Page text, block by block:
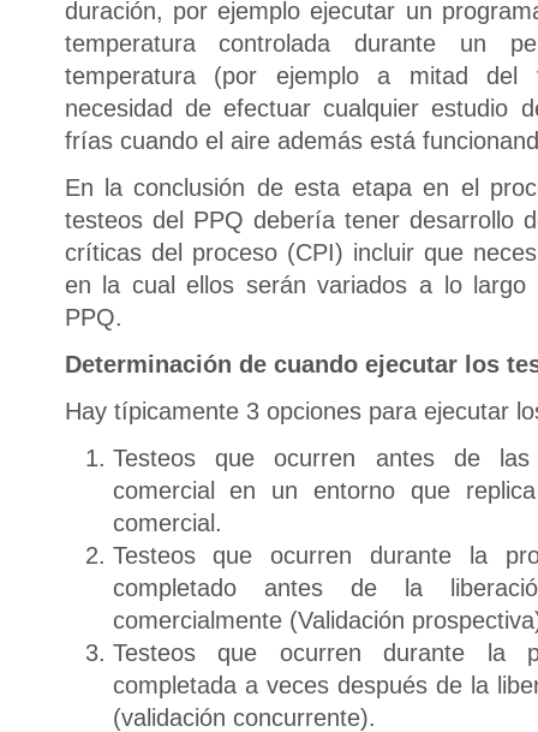
duración, por ejemplo ejecutar un
temperatura controlada durante un
temperatura (por ejemplo a mitad del
necesidad de efectuar cualquier estudio
frías cuando el aire además está
En la conclusión de esta etapa en el
testeos del PPQ debería tener desarrollo
críticas del proceso (CPI) incluir que
en la cual ellos serán variados a lo
PPQ.
Determinación de cuando ejecutar los
Hay típicamente 3 opciones para ejecutar
Testeos que ocurren antes de las
comercial en un entorno que
comercial.
Testeos que ocurren durante la
completado antes de la
comercialmente (Validación
Testeos que ocurren durante la
completada a veces después de la
(validación concurrente).